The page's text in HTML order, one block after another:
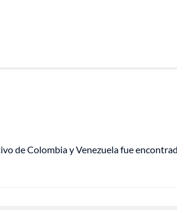
de Colombia y Venezuela fue